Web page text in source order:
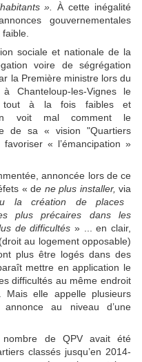
».À cette inégalité
gouvernementales
sociale et nationale de la
voire de ségrégation
la Première ministre lors du
Chanteloup-les-Vignes le
tout à la fois faibles et
voit mal comment le
de sa « vision "Quartiers
« l’émancipation »
annoncée lors de ce
« de ne plus installer, via
la création de places
plus précaires dans les
de difficultés » ... en clair,
au logement opposable)
plus être logés dans des
mettre en application le
difficultés au même endroit
Mais elle appelle plusieurs
au niveau d’une
de QPV avait été
classés jusqu’en 2014-